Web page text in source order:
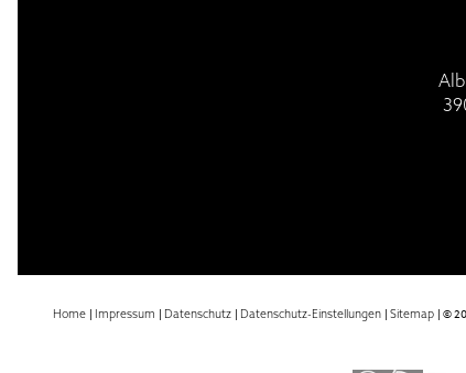
Home | Impressum | Datenschutz | Datenschutz-Einstellungen | Sitemap | ©